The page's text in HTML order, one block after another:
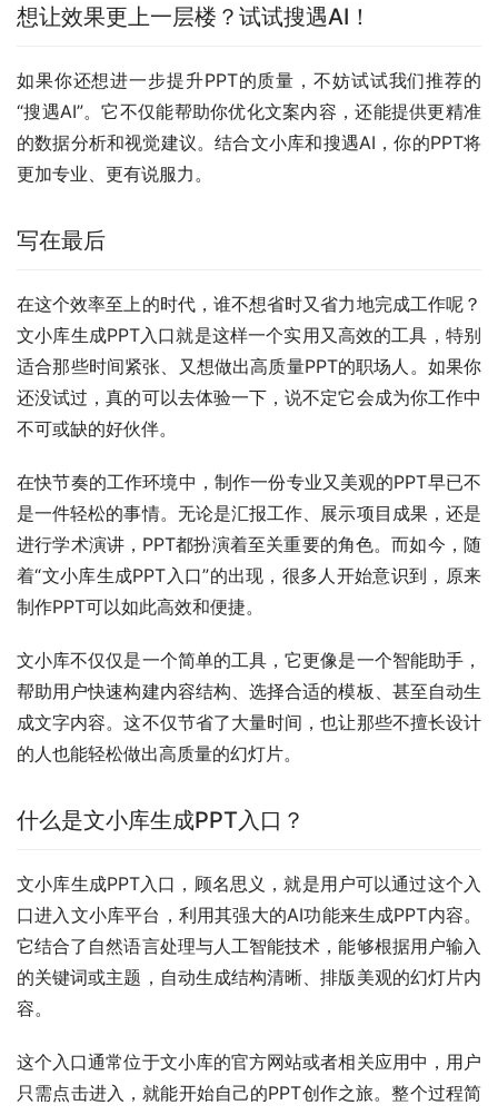
想让效果更上一层楼？试试搜遇AI！
如果你还想进一步提升PPT的质量，不妨试试我们推荐的
“搜遇AI”。它不仅能帮助你优化文案内容，还能提供更精准
的数据分析和视觉建议。结合文小库和搜遇AI，你的PPT将
更加专业、更有说服力。
写在最后
在这个效率至上的时代，谁不想省时又省力地完成工作呢？
文小库生成PPT入口就是这样一个实用又高效的工具，特别
适合那些时间紧张、又想做出高质量PPT的职场人。如果你
还没试过，真的可以去体验一下，说不定它会成为你工作中
不可或缺的好伙伴。
在快节奏的工作环境中，制作一份专业又美观的PPT早已不
是一件轻松的事情。无论是汇报工作、展示项目成果，还是
进行学术演讲，PPT都扮演着至关重要的角色。而如今，随
着“文小库生成PPT入口”的出现，很多人开始意识到，原来
制作PPT可以如此高效和便捷。
文小库不仅仅是一个简单的工具，它更像是一个智能助手，
帮助用户快速构建内容结构、选择合适的模板、甚至自动生
成文字内容。这不仅节省了大量时间，也让那些不擅长设计
的人也能轻松做出高质量的幻灯片。
什么是文小库生成PPT入口？
文小库生成PPT入口，顾名思义，就是用户可以通过这个入
口进入文小库平台，利用其强大的AI功能来生成PPT内容。
它结合了自然语言处理与人工智能技术，能够根据用户输入
的关键词或主题，自动生成结构清晰、排版美观的幻灯片内
容。
这个入口通常位于文小库的官方网站或者相关应用中，用户
只需点击进入，就能开始自己的PPT创作之旅。整个过程简